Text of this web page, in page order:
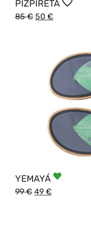
PIZPIRETA
85€ 50 €
YEMAYÁ
99€ 49 €